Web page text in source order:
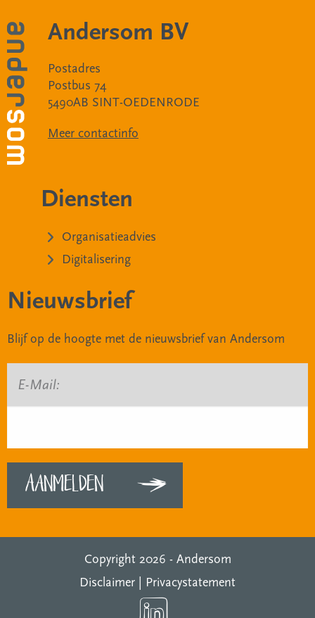
Andersom BV
Postadres
Postbus 74
5490AB SINT-OEDENRODE
Meer contactinfo
Diensten
Organisatieadvies
Digitalisering
Nieuwsbrief
Blijf op de hoogte met de nieuwsbrief van Andersom
E-Mail:
Copyright 2026 - Andersom
Disclaimer
Privacystatement